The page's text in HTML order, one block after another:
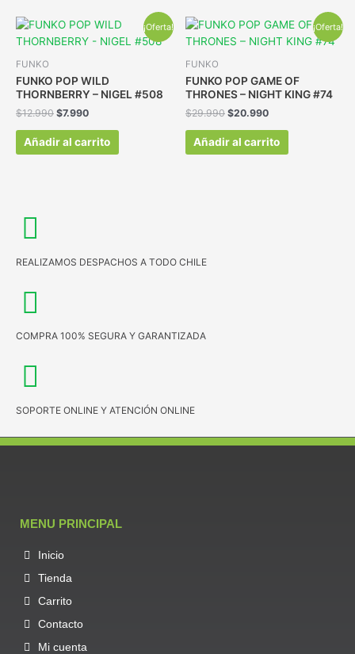
¡Oferta!
FUNKO
FUNKO POP WILD
THORNBERRY – NIGEL #508
$12.990 $7.990
Añadir al carrito
¡Oferta!
FUNKO
FUNKO POP GAME OF
THRONES – NIGHT KING #74
$29.990 $20.990
Añadir al carrito
REALIZAMOS DESPACHOS A TODO CHILE
COMPRA 100% SEGURA Y GARANTIZADA
SOPORTE ONLINE Y ATENCIÓN ONLINE
MENU PRINCIPAL
Inicio
Tienda
Carrito
Contacto
Mi cuenta